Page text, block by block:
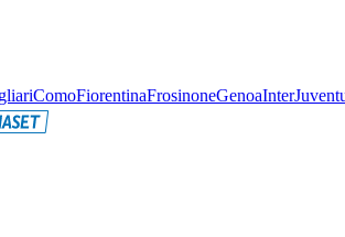
ComoFiorentinaFrosinoneGenoaInter